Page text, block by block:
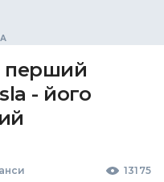
перший
- його
13175